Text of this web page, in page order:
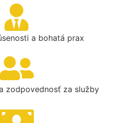
a bohatá prax
zodpovednosť za služby